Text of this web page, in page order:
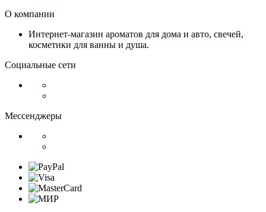
О компании
Интернет-магазин ароматов для дома и авто, свечей,
косметики для ванны и душа.
Социальные сети
Мессенджеры